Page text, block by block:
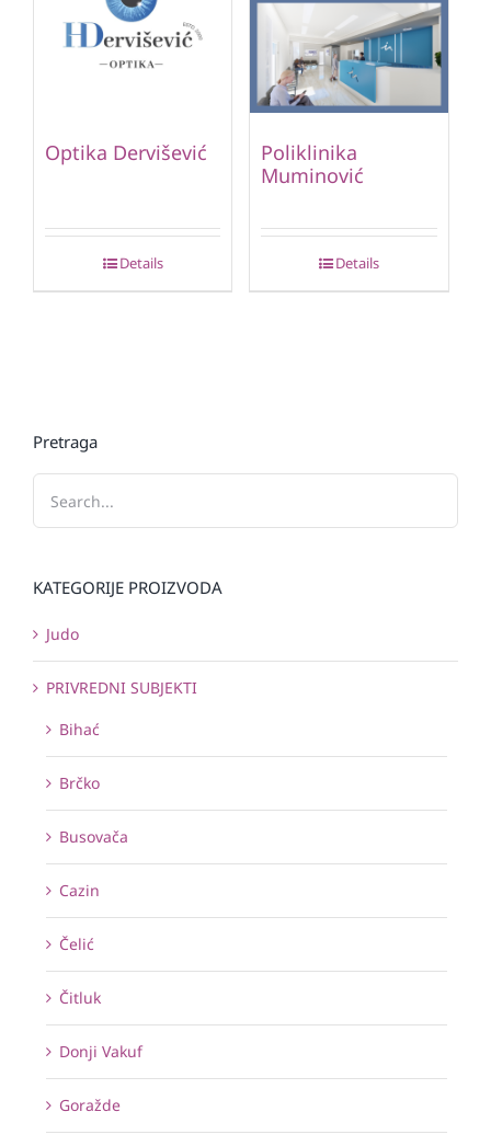
Optika Dervišević
Details
Poliklinika
Muminović
Details
Pretraga
KATEGORIJE PROIZVODA
Judo
PRIVREDNI SUBJEKTI
Bihać
Brčko
Busovača
Cazin
Čelić
Čitluk
Donji Vakuf
Goražde